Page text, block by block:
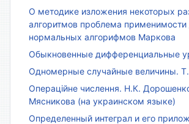
О методике изложения некоторых
алгоритмов проблема применимости
нормальных алгорифмов Маркова
Обыкновенные дифференциальные
Одномерные случайные величины.
Операційне числення. Н.К.
Мясникова (на украинском языке)
Определенный интеграл и его